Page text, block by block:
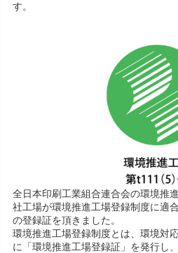
す。
全日本印刷工業組合連合会の環境推
社工場が環境推進工場登録制度に適
の登録証を頂きました。
環境推進工場登録制度とは、環境対
に「環境推進工場登録証」を発行し